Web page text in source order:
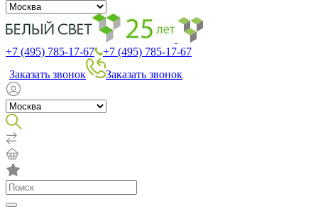
+7 (495) 785-17-67
+7 (495) 785-17-67
Заказать звонок
Заказать звонок